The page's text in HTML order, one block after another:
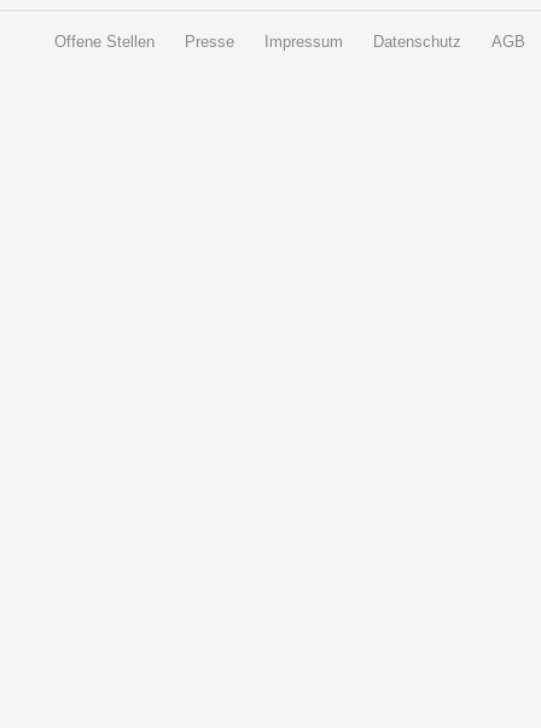
Offene Stellen Presse Impressum Datenschutz AGB